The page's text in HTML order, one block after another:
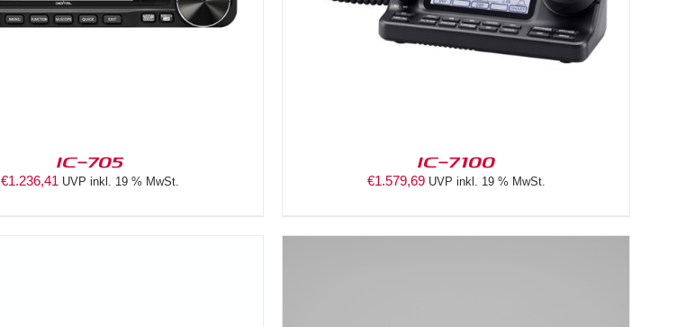
IC-705
€1.236,41 UVP inkl. 19 % MwSt.
IC-7100
€1.579,69 UVP inkl. 19 % MwSt.